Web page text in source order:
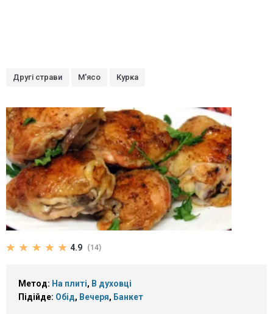
Другі страви М'ясо Курка
4.9 (14)
Метод: На плиті, В духовці
Підійде: Обід, Вечеря, Банкет